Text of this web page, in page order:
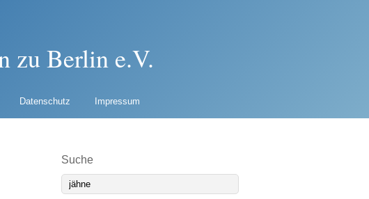
zu Berlin e.V.
Datenschutz Impressum
Suche